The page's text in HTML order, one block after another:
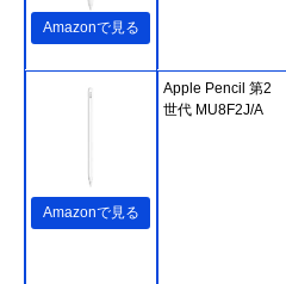
Amazonで見る
Amazonで見る
Apple Pencil 第2
世代 MU8F2J/A